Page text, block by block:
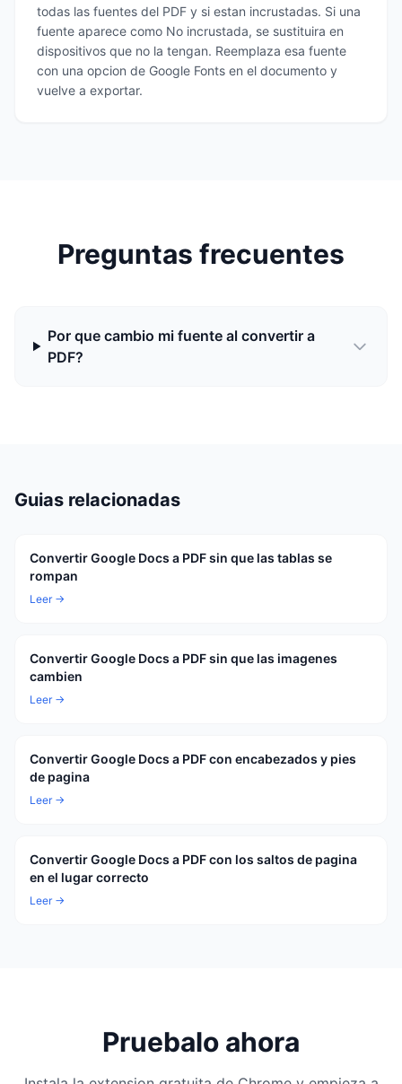
todas las fuentes del PDF y si estan incrustadas. Si una
fuente aparece como No incrustada, se sustituira en
dispositivos que no la tengan. Reemplaza esa fuente
con una opcion de Google Fonts en el documento y
vuelve a exportar.
Preguntas frecuentes
Por que cambio mi fuente al convertir a
PDF?
Guias relacionadas
Convertir Google Docs a PDF sin que las tablas se
rompan
Leer →
Convertir Google Docs a PDF sin que las imagenes
cambien
Leer →
Convertir Google Docs a PDF con encabezados y pies
de pagina
Leer →
Convertir Google Docs a PDF con los saltos de pagina
en el lugar correcto
Leer →
Pruebalo ahora